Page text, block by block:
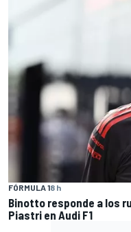
FÓRMULA 18 h
Binotto responde a los
Piastri en Audi F1